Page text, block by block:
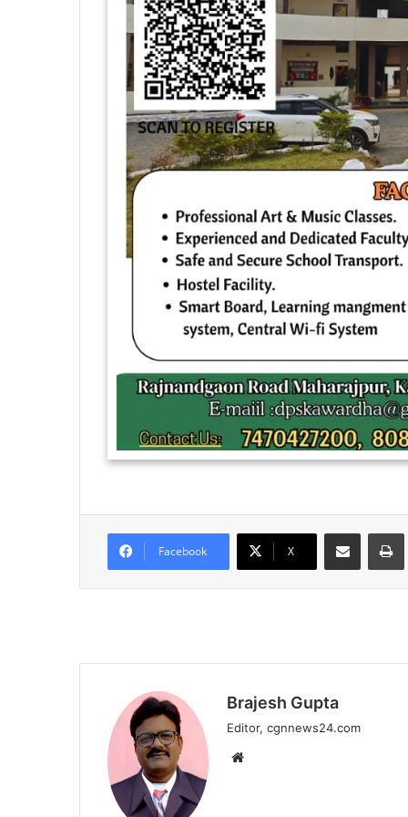
Facebook X
Share via Email
Brajesh Gupta
Editor, cgnnews24.com